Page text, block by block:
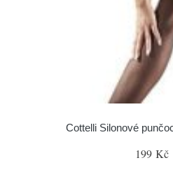
Cottelli Silonové
199 Kč